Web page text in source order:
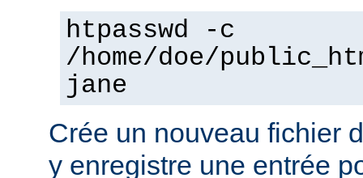
htpasswd -c
/home/doe/
jane
Crée un nouveau fichier
y enregistre une entrée